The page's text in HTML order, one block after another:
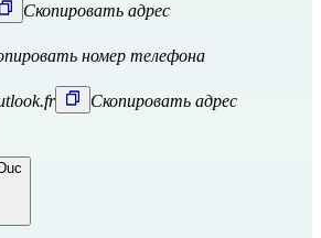
Скопировать адрес
номер телефона
Скопировать адрес